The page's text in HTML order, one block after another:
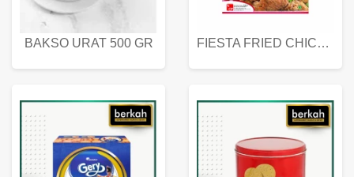
BAKSO URAT 500 GR FIESTA FRIED CHICKEN 500 GR